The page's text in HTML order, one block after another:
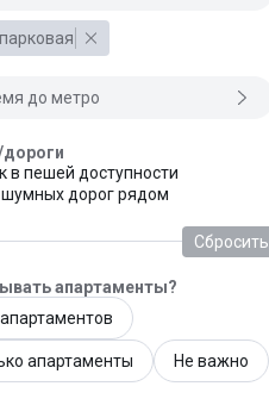
до метро
дороги
в пешей доступности
шумных дорог рядом
Сбросить
апартаменты?
апартаменты Не важно